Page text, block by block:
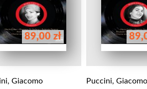
89,00 zł
Giacomo
Puccini, Giacomo